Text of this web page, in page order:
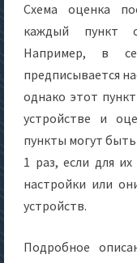
Схема оценка
каждый пункт
Например, в
предписывается
однако этот
устройстве и
пункты могут
1 раз, если для
настройки или
устройств.
Подробное